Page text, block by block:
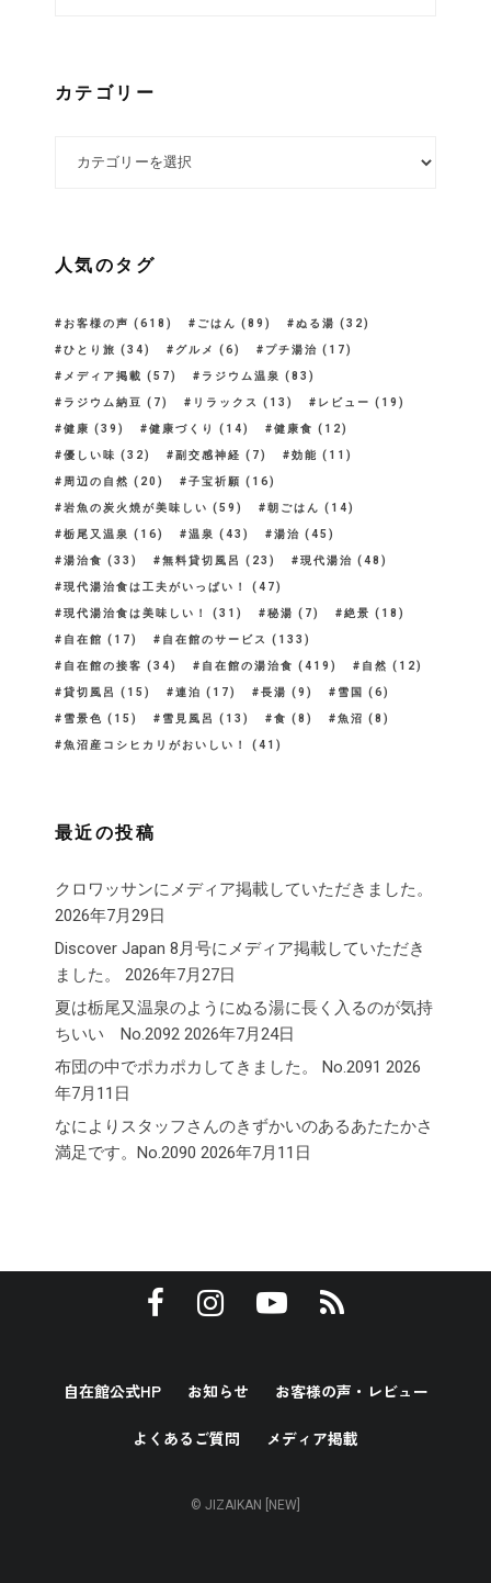
カテゴリー
人気のタグ
お客様の声 (618) ごはん (89) ぬる湯 (32)
ひとり旅 (34) グルメ (6) プチ湯治 (17)
メディア掲載 (57) ラジウム温泉 (83)
ラジウム納豆 (7) リラックス (13) レビュー (19)
健康 (39) 健康づくり (14) 健康食 (12)
優しい味 (32) 副交感神経 (7) 効能 (11)
周辺の自然 (20) 子宝祈願 (16)
岩魚の炭火焼が美味しい (59) 朝ごはん (14)
栃尾又温泉 (16) 温泉 (43) 湯治 (45)
湯治食 (33) 無料貸切風呂 (23) 現代湯治 (48)
現代湯治食は工夫がいっぱい！ (47)
現代湯治食は美味しい！ (31) 秘湯 (7) 絶景 (18)
自在館 (17) 自在館のサービス (133)
自在館の接客 (34) 自在館の湯治食 (419) 自然 (12)
貸切風呂 (15) 連泊 (17) 長湯 (9) 雪国 (6)
雪景色 (15) 雪見風呂 (13) 食 (8) 魚沼 (8)
魚沼産コシヒカリがおいしい！ (41)
最近の投稿
クロワッサンにメディア掲載していただきました。
2026年7月29日
Discover Japan 8月号にメディア掲載していただき
ました。
2026年7月27日
夏は栃尾又温泉のようにぬる湯に長く入るのが気持
ちいい No.2092 2026年7月24日
布団の中でポカポカしてきました。 No.2091 2026
年7月11日
なによりスタッフさんのきずかいのあるあたたかさ
満足です。No.2090 2026年7月11日
自在館公式HP お知らせ お客様の声・レビュー
よくあるご質問 メディア掲載
© JIZAIKAN [NEW]